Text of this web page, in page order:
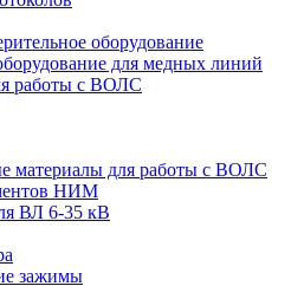
оборудование
для медных линий
работы с ВОЛС
материалы для работы с ВОЛС
НИМ
ВЛ 6-35 кВ
зажимы